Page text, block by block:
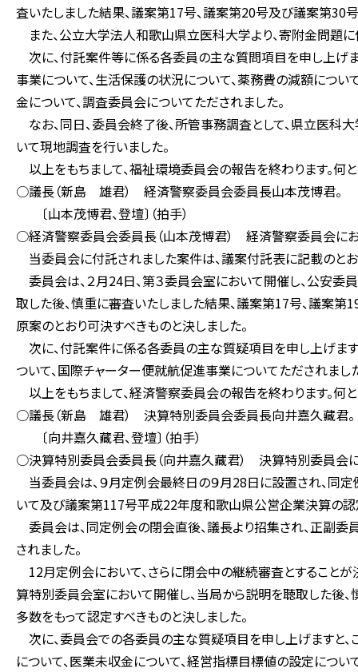
査いたしました結果、議案第17号、議案第20号及び議案第30
また、公立大学法人和歌山県立医科大学より、寄附金問題
次に、付託案件等に係る各委員の主な質問項目を申し上げ
事業について、生活保護の状況について、薬務費の減額につ
金について、調査委員会についてただされました。
なお、同日、委員会終了後、所管事務調査として、県立医
いて現地調査を行いました。
以上をもちまして、福祉環境委員会の報告を終わります。何
○議長（新島 雄君） 経済警察委員会委員長山本茂博君。
〔山本茂博君、登壇〕（拍手）
○経済警察委員会委員長（山本茂博君） 経済警察委員会に
当委員会に付託されました案件は、議案付託表に記載のとお
委員会は、２月24日、第３委員会室において開催し、公安
取した後、慎重に審査いたしました結果、議案第17号、議案
原案のとおり可決すべきものと決しました。
次に、付託案件に係る各委員の主な質疑項目を申し上げま
ついて、国際チャーター便就航促進事業についてただされまし
以上をもちまして、経済警察委員会の報告を終わります。何
○議長（新島 雄君） 決算特別委員会委員長向井嘉久藏君。
〔向井嘉久藏君、登壇〕（拍手）
○決算特別委員会委員長（向井嘉久藏君） 決算特別委員会
当委員会は、９月定例会最終日の９月28日に設置され、
いて及び議案第117号平成22年度和歌山県公営企業決算の認
委員会は、同定例会の閉会直後、議長より招集され、正副
されました。
12月定例会において、さらに閉会中の継続審査とすることが
算特別委員会室において開催し、当局から説明を聴取した後
多数をもって認定すべきものと決しました。
次に、委員会での各委員の主な質疑項目を申し上げますと
について、医業未収金について、経営指標目標値の設定につ